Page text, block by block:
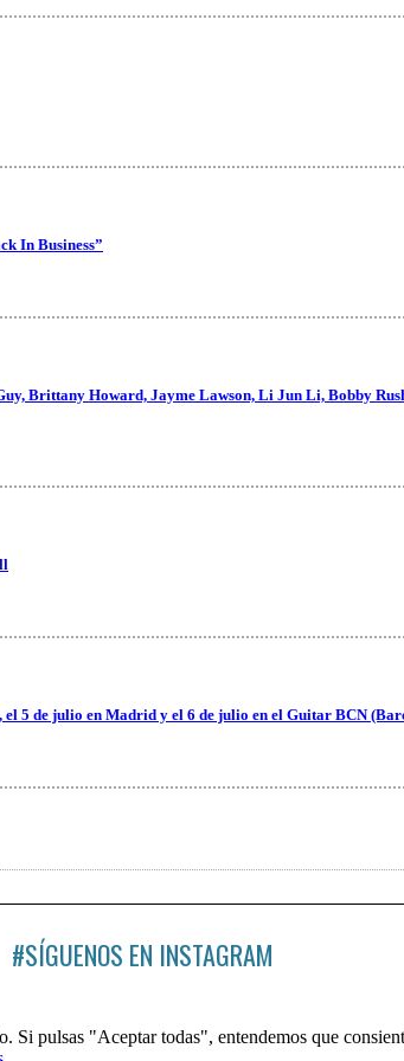
In Business”
Brittany Howard, Jayme Lawson, Li Jun Li, Bobby
5 de julio en Madrid y el 6 de julio en el Guitar BCN
#SÍGUENOS EN INSTAGRAM
pulsas "Aceptar todas", entendemos que